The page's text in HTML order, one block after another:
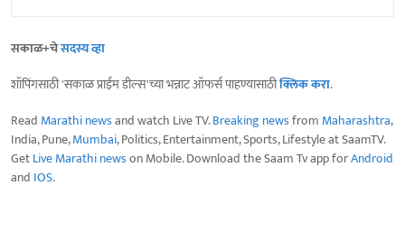
सकाळ+चेसदस्य व्हा
शॉपिंगसाठी 'सकाळ प्राईम डील्स'च्या भन्नाट ऑफर्स पाहण्यासाठीक्लिक करा.
Read Marathi newsand watch Live TV.Breaking newsfrom Maharashtra,
India, Pune,Mumbai, Politics, Entertainment, Sports, Lifestyle at SaamTV.
GetLive Marathi newson Mobile. Download the Saam Tv app forAndroid
and IOS.